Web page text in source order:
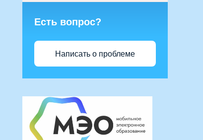
Есть вопрос?
Написать о проблеме